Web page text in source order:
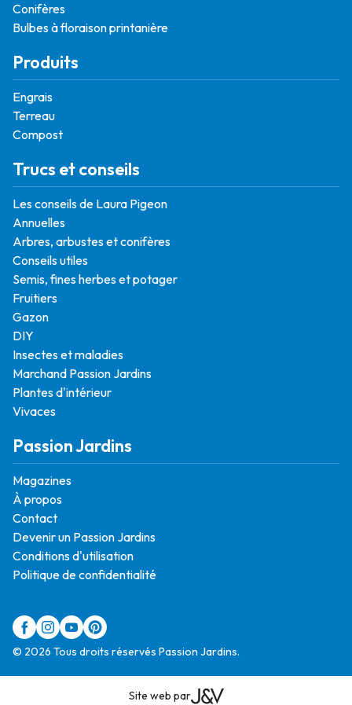
Conifères
Bulbes à floraison printanière
Produits
Engrais
Terreau
Compost
Trucs et conseils
Les conseils de Laura Pigeon
Annuelles
Arbres, arbustes et conifères
Conseils utiles
Semis, fines herbes et potager
Fruitiers
Gazon
DIY
Insectes et maladies
Marchand Passion Jardins
Plantes d'intérieur
Vivaces
Passion Jardins
Magazines
À propos
Contact
Devenir un Passion Jardins
Conditions d'utilisation
Politique de confidentialité
© 2026 Tous droits réservés Passion Jardins.
Site web par